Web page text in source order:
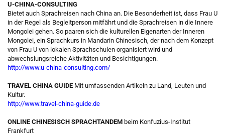
U-CHINA-CONSULTING
Bietet auch Sprachreisen nach China an. Die Besonderheit ist, dass Frau U
in der Regel als Begleitperson mitfährt und die Sprachreisen in die Innere
Mongolei gehen. So paaren sich die kulturellen Eigenarten der Inneren
Mongolei, ein Sprachkurs in Mandarin Chinesisch, der nach dem Konzept
von Frau U von lokalen Sprachschulen organisiert wird und
abwechslungsreiche Aktivitäten und Besichtigungen.
http://www.u-china-consulting.com/
TRAVEL CHINA GUIDE Mit umfassenden Artikeln zu Land, Leuten und
Kultur.
http://www.travel-china-guide.de
ONLINE CHINESISCH SPRACHTANDEM beim Konfuzius-Institut
Frankfurt